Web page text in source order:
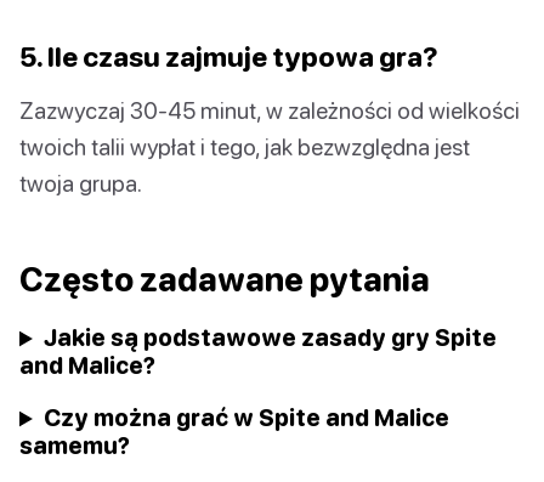
5. Ile czasu zajmuje typowa gra?
Zazwyczaj 30-45 minut, w zależności od wielkości
twoich talii wypłat i tego, jak bezwzględna jest
twoja grupa.
Często zadawane pytania
Jakie są podstawowe zasady gry Spite
and Malice?
Czy można grać w Spite and Malice
samemu?